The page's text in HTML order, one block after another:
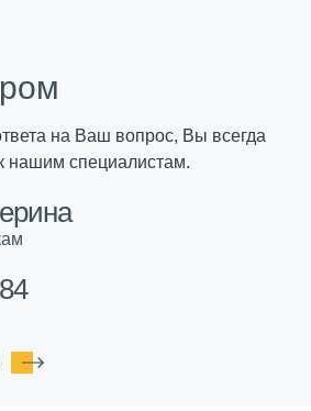
на Ваш вопрос, Вы всегда
нашим специалистам.